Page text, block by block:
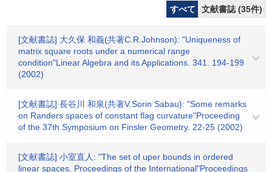
すべて
文献書誌 (35件)
[文献書誌] 大久保 和義(共著C.R.Johnson): "Uniqueness of
matrix square roots under a numerical range
condition"Linear Algebra and its Applications. 341. 194-199
(2002)
[文献書誌] 長谷川 和泉(共著V.Sorin Sabau): "Some remarks
on Randers spaces of constant flag curvature"Proceeding
of the 37th Symposium on Finsler Geometry. 22-25 (2002)
[文献書誌] 小室直人: "The set of uper bounds in ordered
linear spaces, Proceedings of the International"Proceedings